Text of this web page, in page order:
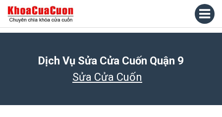
Dịch Vụ Sửa Cửa Cuốn Quận 9
Sửa Cửa Cuốn